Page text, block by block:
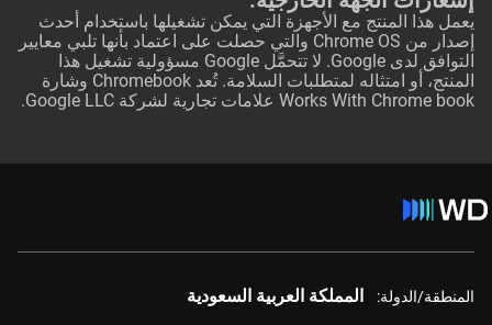
يعمل هذا المنتج مع الأجهزة التي يمكن تشغيلها باستخدام أحدث
إصدار من Chrome OS والتي حصلت على اعتماد بأنها تلبي معايير
التوافق لدى Google. لا تتحمَّل Google مسؤولية تشغيل هذا
المنتج، أو امتثاله لمتطلبات السلامة. تُعد Chromebook وشارة
Works With Chrome book علامات تجارية لشركة Google LLC.
المنطقة/الدولة: المملكة العربية السعودية